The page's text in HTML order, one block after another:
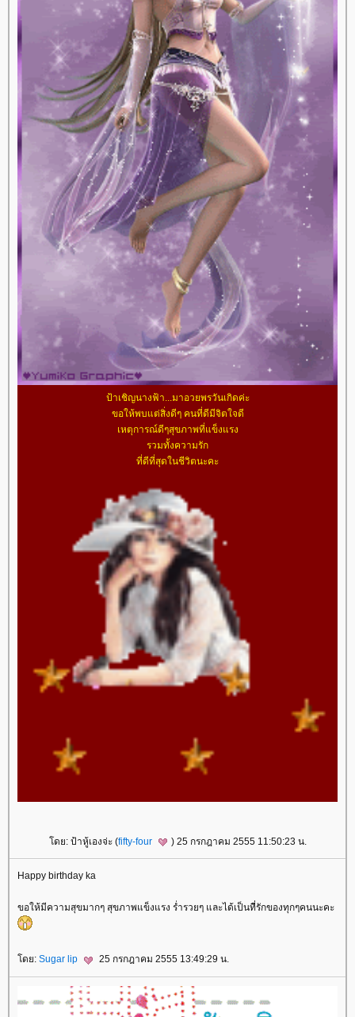
ป้าเชิญนางฟ้า...มาอวยพรวันเกิดค่ะ
ขอให้พบแต่สิ่งดีๆ คนที่ดีมีจิตใจดี
เหตุการณ์ดีๆสุขภาพที่แข็งแรง
รวมทั้งความรัก
ที่ดีที่สุดในชีวิตนะคะ
ดย: ป้าหู้เองจ่ะ (fifty-four ) 25 กรกฎาคม 2555 11:50:23 น.
Happy birthday ka
ขอให้มีความสุขมากๆ สุขภาพแข็งแรง ร่ำรวยๆ และได้เป็นที่รักของทุกๆคนนะคะ
ดย: Sugar lip 25 กรกฎาคม 2555 13:49:29 น.